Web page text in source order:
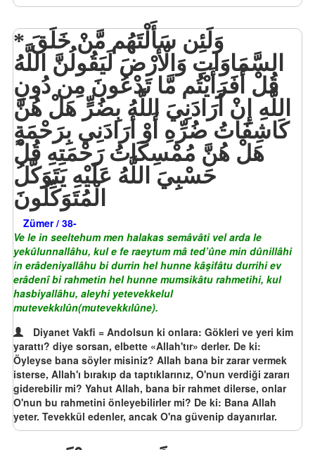
وَلَئِن سَأَلْتَهُم مَّنْ خَلَقَ
السَّمَاوَاتِ وَالْأَرْضَ لَيَقُولُنَّ اللَّهُ
قُلْ أَفَرَأَيْتُم مَّا تَدْعُونَ مِن دُونِ
اللَّهِ إِنْ أَرَادَنِيَ اللَّهُ بِضُرٍّ هَلْ هُنَّ
كَاشِفَاتُ ضُرِّهِ أَوْ أَرَادَنِي بِرَحْمَةٍ
هَلْ هُنَّ مُمْسِكَاتُ رَحْمَتِهِ قُلْ
حَسْبِيَ اللَّهُ عَلَيْهِ يَتَوَكَّلُ
الْمُتَوَكِّلُونَ
Zümer / 38-
Ve le in seeltehum men halakas semâvâti vel arda le
yekûlunnallâhu, kul e fe raeytum mâ ted’ûne min dûnillâhi
in erâdeniyallâhu bi durrin hel hunne kâşifâtu durrihi ev
erâdenî bi rahmetin hel hunne mumsikâtu rahmetihi, kul
hasbiyallâhu, aleyhi yetevekkelul
mutevekkılûn(mutevekkılûne).
Diyanet Vakfi = Andolsun ki onlara: Gökleri ve yeri kim
yarattı? diye sorsan, elbette «Allah'tır» derler. De ki:
Öyleyse bana söyler misiniz? Allah bana bir zarar vermek
isterse, Allah'ı bırakıp da taptıklarınız, O'nun verdiği zararı
giderebilir mi? Yahut Allah, bana bir rahmet dilerse, onlar
O'nun bu rahmetini önleyebilirler mi? De ki: Bana Allah
yeter. Tevekkül edenler, ancak O'na güvenip dayanırlar.